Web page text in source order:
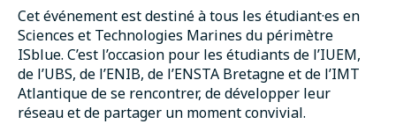
Cet événement est destiné à tous les étudiant·es en
Sciences et Technologies Marines du périmètre
ISblue. C’est l’occasion pour les étudiants de l’IUEM,
de l’UBS, de l’ENIB, de l’ENSTA Bretagne et de l’IMT
Atlantique de se rencontrer, de développer leur
réseau et de partager un moment convivial.